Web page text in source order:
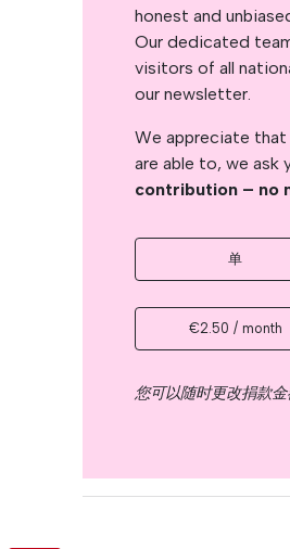
honest and
Our dedicated
visitors of all
our newsletter.
We appreciate
are able to, we ask
contribution – no
单
€2.50 / month
您可以随时更改捐款金